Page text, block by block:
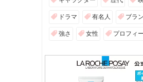
ドラマ 有名人 ブラ
強さ 女性 プロフィ